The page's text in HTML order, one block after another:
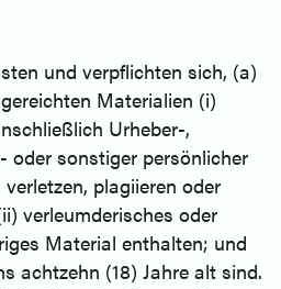
und verpflichten sich, (a)
Materialien (i)
Urheber-,
oder sonstiger persönlicher
plagiieren oder
verleumderisches oder
Material enthalten; und
achtzehn (18) Jahre alt sind.